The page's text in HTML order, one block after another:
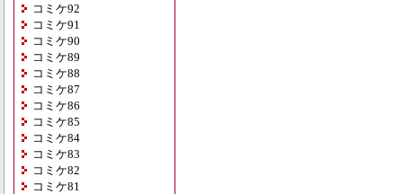
コミケ92
コミケ91
コミケ90
コミケ89
コミケ88
コミケ87
コミケ86
コミケ85
コミケ84
コミケ83
コミケ82
コミケ81